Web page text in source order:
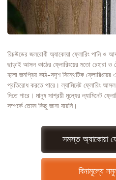
রিচউডের জলরোধী অ্যাকোয়া ফ্লোরিং পানি ও
ছাড়াই আসল কাঠের ফ্লোরিংয়ের মতো চেহারা ও
হলো জনপ্রিয় কাঠ-সদৃশ সিন্থেটিক ফ্লোরিংয়ের
প্রতিরোধ করতে পারে। ল্যামিনেট ফ্লোরিং আসল
দিতে পারে। মানুষ সাশ্রয়ী মূল্যের ল্যামিনেট
সম্পর্কে তেমন কিছু জানা যায়নি।
সমস্ত অ্যাকোয়া
বিনামূল্যে